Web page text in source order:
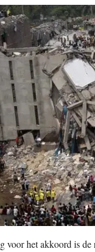
voor het akkoord is de